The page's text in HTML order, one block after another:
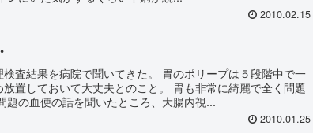
2010.02.15
査結果を病院で聞いてきた。 胃のポリープは５段階中で一
置しておいて大丈夫とのこと。 胃も非常に綺麗で全く問題
題の血便の話を聞いたところ、大腸内視...
2010.01.25